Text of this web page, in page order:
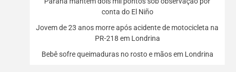
conta do El Niño
Jovem de 23 anos morre após acidente de motocicleta na
PR-218 em Londrina
Bebê sofre queimaduras no rosto e mãos em Londrina